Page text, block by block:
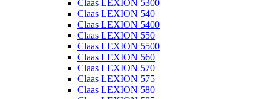
Claas LEXION 5300
Claas LEXION 540
Claas LEXION 5400
Claas LEXION 550
Claas LEXION 5500
Claas LEXION 560
Claas LEXION 570
Claas LEXION 575
Claas LEXION 580